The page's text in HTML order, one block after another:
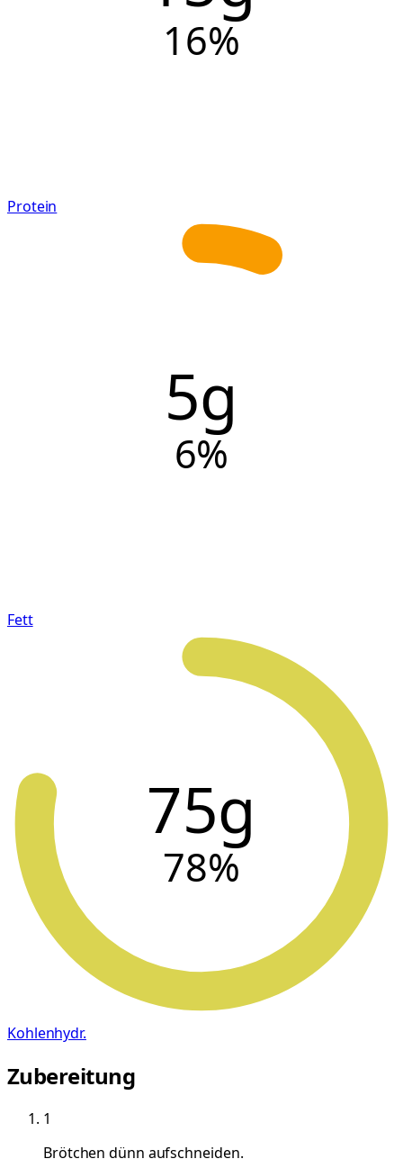
16%
Protein
5g
6%
Fett
75g
78%
Kohlenhydr.
Zubereitung
1
Brötchen dünn aufschneiden.